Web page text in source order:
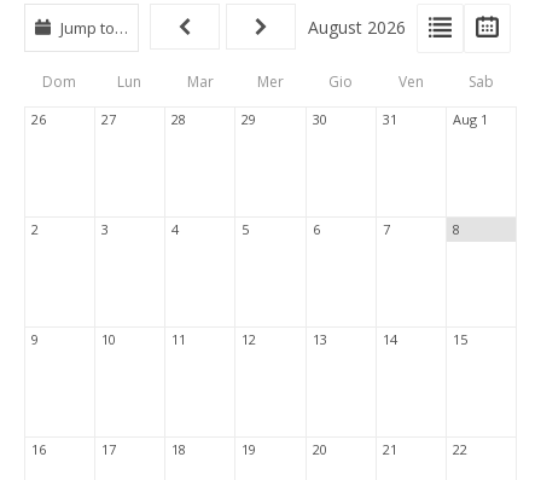
View
Type
Tabs
View
List
Jump to… August 2026
Dom Lun Mar Mer Gio Ven Sab
26 27 28 29 30 31 Aug 1
2 3 4 5 6 7 8
9 10 11 12 13 14 15
16 17 18 19 20 21 22